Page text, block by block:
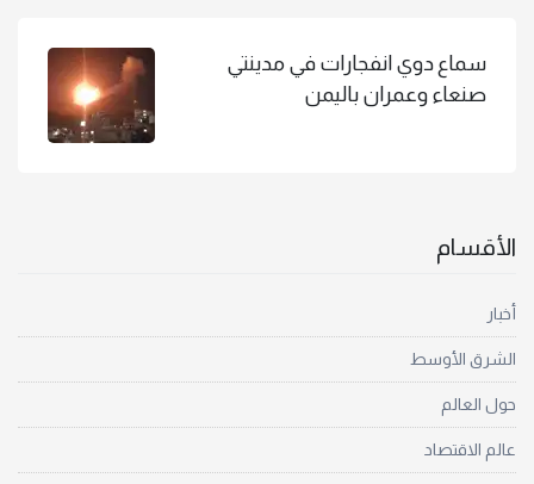
سماع دوي انفجارات في مدينتي
صنعاء وعمران باليمن
الأقسام
أخبار
الشرق الأوسط
حول العالم
عالم الاقتصاد